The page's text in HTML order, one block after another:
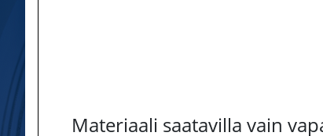
Materiaali saatavilla vain